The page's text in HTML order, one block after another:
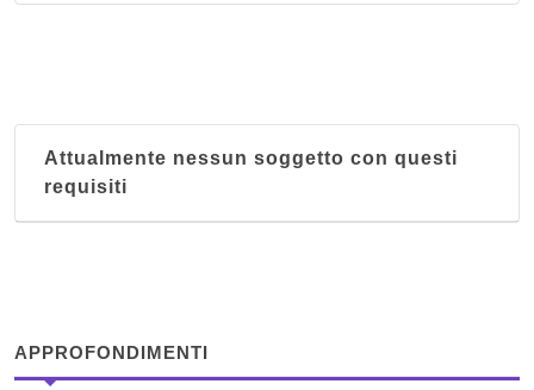
piazza Danti 18, Perugia
via Don Minzoni , Gubbio
Attualmente nessun soggetto con questi
requisiti
APPROFONDIMENTI